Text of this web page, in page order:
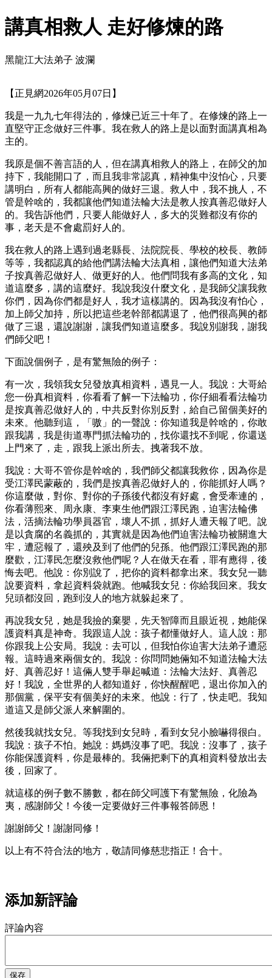
講真相救人 走好修煉的路
黑龍江大法弟子 波瀾
【正見網2026年05月07日】
我是一九九七年得法的，修煉已近三十年了。在修煉的路上一
直堅守正念做好三件事。我在救人的路上是以面對面講真相為
主的。
我原是個不善言語的人，但在講真相救人的路上，在師父的加
持下，我能開口了，而且我非常認真，精神集中沒怕心，只要
講明白，所有人都能高興的做好三退。救人中，我不挑人，不
管是幹啥的，我都讓他們知道法輪大法是教人按真善忍做好人
的。我告訴他們，只要人能做好人，多大的災難都沒有你的
事，老天是不會處罰好人的。
我在救人的路上遇到過老縣長、法院院長、學校的校長、教師
等等，我都認真的給他們講法輪大法真相，讓他們知道大法弟
子按真善忍做好人、做更好的人。他們問我有多高的文化，知
道這麼多，講的這麼好。我說我沒什麼文化，是我師父讓我救
你們，因為你們都是好人，我才這樣講的。因為我沒有怕心，
加上師父加持，所以把這些老幹部都講退了，他們很高興的都
做了三退，還說謝謝，讓我們知道這麼多。我說別謝我，謝我
們師父吧！
下面說個例子，是有驚無險的例子：
有一次，我領我女兒發放真相資料，遇見一人。我說：大哥給
您一份真相資料，你看看了解一下法輪功，你仔細看看法輪功
是按真善忍做好人的，中共反對你別反對，給自己留個美好的
未來。他聽到這，「嗷」的一聲說：你知道我是幹啥的，你敢
跟我講，我是街道專門抓法輪功的，找你還找不到呢，你還送
上門來了，走，跟我上派出所去。拽著我不放。
我說：大哥不管你是幹啥的，我們師父都讓我救你，因為你是
受江澤民蒙蔽的，我們是按真善忍做好人的，你能抓好人嗎？
你這麼做，對你、對你的子孫後代都沒有好處，會受牽連的，
你看薄熙來、周永康、李東生他們跟江澤民跑，迫害法輪佛
法，活摘法輪功學員器官，壞人不抓，抓好人遭天報了吧。說
是以貪腐的名義抓的，其實就是因為他們迫害法輪功被關進大
牢，遭惡報了，還殃及到了他們的兒孫。他們跟江澤民跑的那
麼歡，江澤民怎麼沒救他們呢？人在做天在看，罪有應得，後
悔去吧。他說：你別說了，把你的資料都拿出來。我女兒一聽
說要資料，拿起資料袋就跑。他喊我女兒：你給我回來。我女
兒頭都沒回，跑到沒人的地方就躲起來了。
再說我女兒，她是我撿的棄嬰，先天智障而且眼近視，她能保
護資料真是神奇。我跟這人說：孩子都懂做好人。這人說：那
你跟我上公安局。我說：去可以，但我怕你迫害大法弟子遭惡
報。這時過來兩個女的。我說：你問問她倆知不知道法輪大法
好、真善忍好！這倆人雙手舉起喊道：法輪大法好、真善忍
好！我說，全世界的人都知道好，你快醒醒吧，退出你加入的
那個黨，保平安有個美好的未來。他說：行了，快走吧。我知
道這又是師父派人來解圍的。
然後我就找女兒。等我找到女兒時，看到女兒小臉嚇得很白。
我說：孩子不怕。她說：媽媽沒事了吧。我說：沒事了，孩子
你能保護資料，你是最棒的。我倆把剩下的真相資料發放出去
後，回家了。
就這樣的例子數不勝數，都在師父呵護下有驚無險，化險為
夷，感謝師父！今後一定要做好三件事報答師恩！
謝謝師父！謝謝同修！
以上有不符合法的地方，敬請同修慈悲指正！合十。
添加新評論
評論內容
保存